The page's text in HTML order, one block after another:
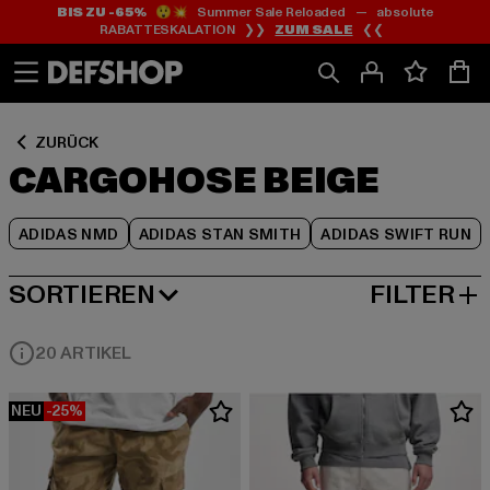
Zum
Inhalt
springen
Zum
Fußzeile
springen
BIS ZU -65%😲💥 Summer Sale Reloaded — absolute
RABATTESKALATION ❯❯ ZUM SALE ❮❮
ZURÜCK
CARGOHOSE BEIGE
ADIDAS NMD ADIDAS STAN SMITH ADIDAS SWIFT RUN
Zum
Produktraster
springen
SORTIEREN
BELIEBTESTE FILTER
20 ARTIKEL
NEU -25%